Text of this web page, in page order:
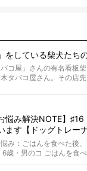
をしている柴犬た
バコ屋」さんの有名看板
タバコ屋さん。その店
悩み解決NOTE】
ます【ドッグトレー
み：ごはんを食べた後
6歳・男のコ ごはんを食